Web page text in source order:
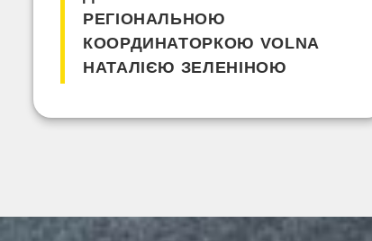
РЕГІОНАЛЬНОЮ
КООРДИНАТОРКОЮ VOLNA
НАТАЛІЄЮ ЗЕЛЕНІНОЮ